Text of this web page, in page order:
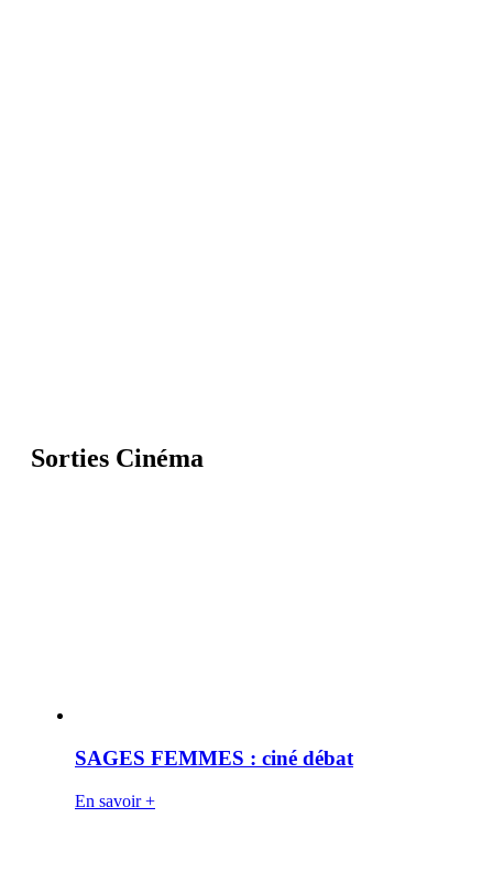
Sorties Cinéma
SAGES FEMMES : ciné débat
En savoir +